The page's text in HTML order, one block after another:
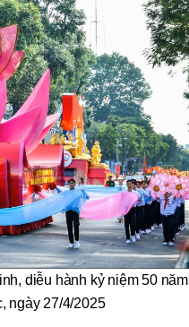
diễu hành kỷ niệm 50 năm
ngày 27/4/2025